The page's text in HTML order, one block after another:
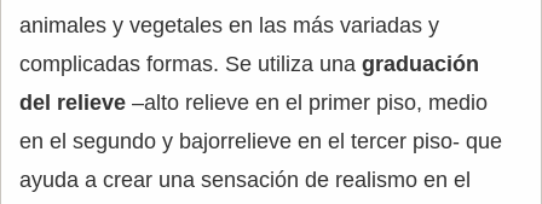
animales y vegetales en las más variadas y
complicadas formas. Se utiliza una graduación
del relieve –alto relieve en el primer piso, medio
en el segundo y bajorrelieve en el tercer piso- que
ayuda a crear una sensación de realismo en el